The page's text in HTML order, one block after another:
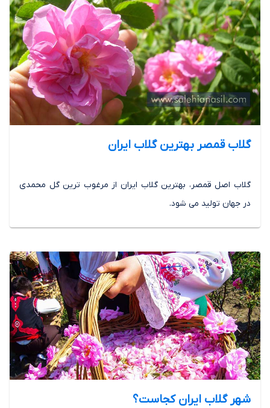
گلاب قمصر بهترین گلاب ایران
گلاب اصل قمصر، بهترین گلاب ایران از مرغوب ترین گل محمدی
در جهان تولید می شود.
شهر گلاب ایران کجاست؟